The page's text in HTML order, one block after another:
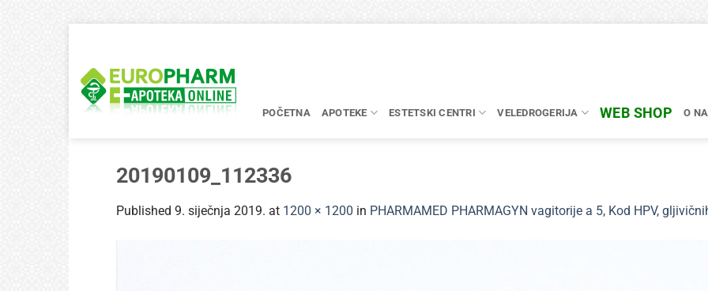
content
POČETNA APOTEKE ESTETSKI CENTRI VELEDROGERIJA WEB SHOP O
20190109_112336
Published 9. siječnja 2019. at 1200 × 1200 in PHARMAMED PHARMAGYN vagitorije a 5, Kod HPV,